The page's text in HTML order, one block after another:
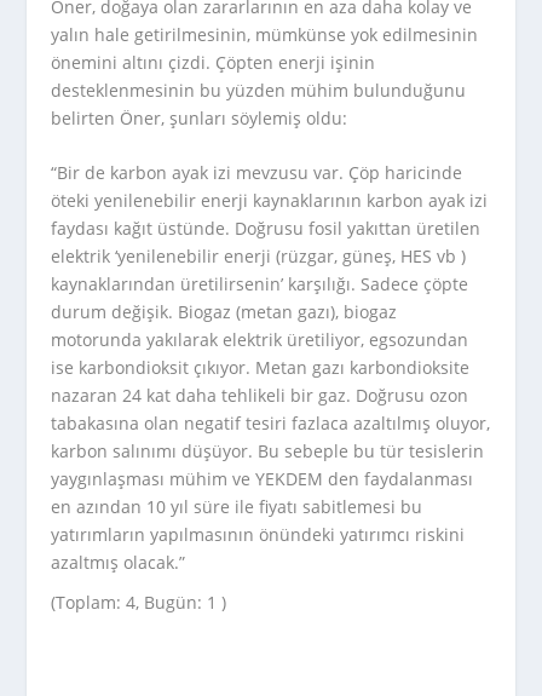
Öner, doğaya olan zararlarının en aza daha kolay ve
yalın hale getirilmesinin, mümkünse yok edilmesinin
önemini altını çizdi. Çöpten enerji işinin
desteklenmesinin bu yüzden mühim bulunduğunu
belirten Öner, şunları söylemiş oldu:
“Bir de karbon ayak izi mevzusu var. Çöp haricinde
öteki yenilenebilir enerji kaynaklarının karbon ayak izi
faydası kağıt üstünde. Doğrusu fosil yakıttan üretilen
elektrik ‘yenilenebilir enerji (rüzgar, güneş, HES vb )
kaynaklarından üretilirsenin’ karşılığı. Sadece çöpte
durum değişik. Biogaz (metan gazı), biogaz
motorunda yakılarak elektrik üretiliyor, egsozundan
ise karbondioksit çıkıyor. Metan gazı karbondioksite
nazaran 24 kat daha tehlikeli bir gaz. Doğrusu ozon
tabakasına olan negatif tesiri fazlaca azaltılmış oluyor,
karbon salınımı düşüyor. Bu sebeple bu tür tesislerin
yaygınlaşması mühim ve YEKDEM den faydalanması
en azından 10 yıl süre ile fiyatı sabitlemesi bu
yatırımların yapılmasının önündeki yatırımcı riskini
azaltmış olacak.”
(Toplam: 4, Bugün: 1 )